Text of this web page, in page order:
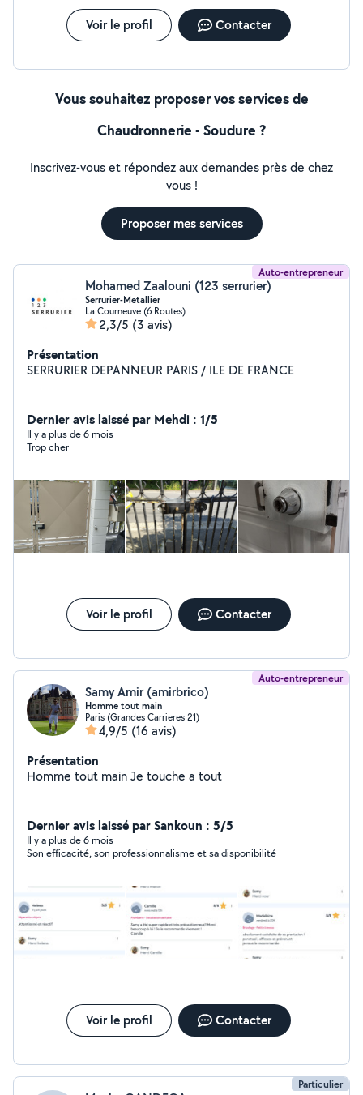
Voir le profil Contacter
Vous souhaitez proposer vos services de
Chaudronnerie - Soudure ?
Inscrivez-vous et répondez aux demandes près de chez
vous !
Proposer mes services
Auto-entrepreneur
Mohamed Zaalouni (123 serrurier)
Serrurier-Metallier
La Courneuve (6 Routes)
2,3/5 (3 avis)
Présentation
SERRURIER DEPANNEUR PARIS / ILE DE FRANCE
Dernier avis laissé par Mehdi : 1/5
Il y a plus de 6 mois
Trop cher
Voir le profil Contacter
Auto-entrepreneur
Samy Amir (amirbrico)
Homme tout main
Paris (Grandes Carrieres 21)
4,9/5 (16 avis)
Présentation
Homme tout main Je touche a tout
Dernier avis laissé par Sankoun : 5/5
Il y a plus de 6 mois
Son efficacité, son professionnalisme et sa disponibilité
Voir le profil Contacter
Particulier